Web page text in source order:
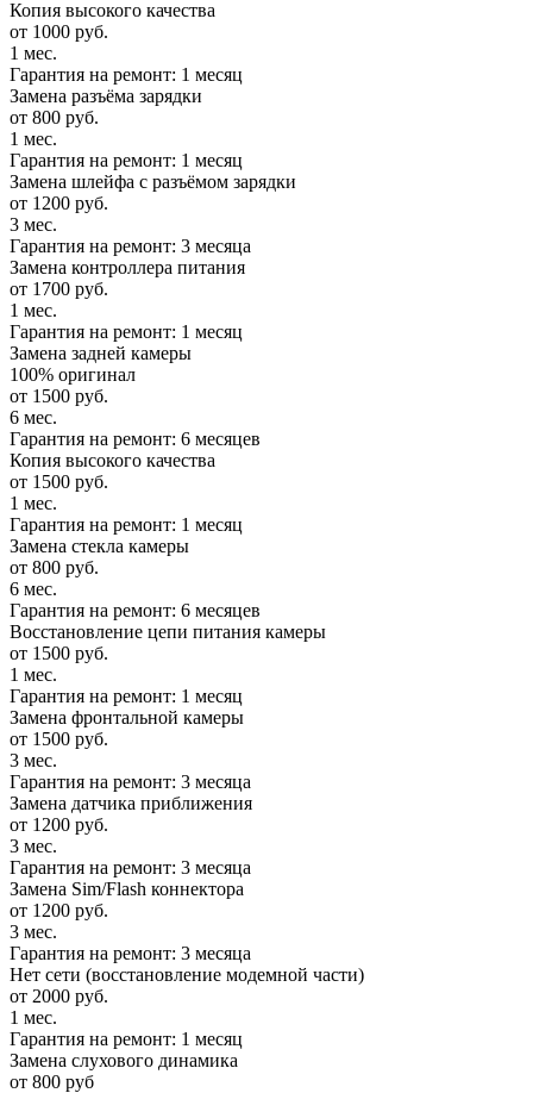
Копия высокого качества
от 1000 руб.
1 мес.
Гарантия на ремонт: 1 месяц
Замена разъёма зарядки
от 800 руб.
1 мес.
Гарантия на ремонт: 1 месяц
Замена шлейфа с разъёмом зарядки
от 1200 руб.
3 мес.
Гарантия на ремонт: 3 месяца
Замена контроллера питания
от 1700 руб.
1 мес.
Гарантия на ремонт: 1 месяц
Замена задней камеры
100% оригинал
от 1500 руб.
6 мес.
Гарантия на ремонт: 6 месяцев
Копия высокого качества
от 1500 руб.
1 мес.
Гарантия на ремонт: 1 месяц
Замена стекла камеры
от 800 руб.
6 мес.
Гарантия на ремонт: 6 месяцев
Восстановление цепи питания камеры
от 1500 руб.
1 мес.
Гарантия на ремонт: 1 месяц
Замена фронтальной камеры
от 1500 руб.
3 мес.
Гарантия на ремонт: 3 месяца
Замена датчика приближения
от 1200 руб.
3 мес.
Гарантия на ремонт: 3 месяца
Замена Sim/Flash коннектора
от 1200 руб.
3 мес.
Гарантия на ремонт: 3 месяца
Нет сети (восстановление модемной части)
от 2000 руб.
1 мес.
Гарантия на ремонт: 1 месяц
Замена слухового динамика
от 800 руб